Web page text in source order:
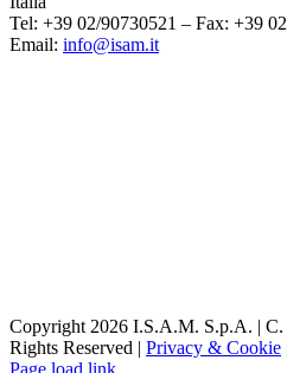
Tel: +39 02/90730521 – Fax: +39
Email: info@isam.it
Copyright 2026 I.S.A.M. S.p.A. | C.
Rights Reserved | Privacy & Cookie
Page load link